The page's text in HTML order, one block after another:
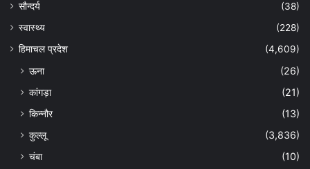
सौन्दर्य
(38)
स्वास्थ्य
(228)
हिमाचल प्रदेश
(4,609)
ऊना
(26)
कांगड़ा
(21)
किन्नौर
(13)
कुल्लू
(3,836)
चंबा
(10)